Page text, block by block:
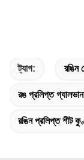
ট্যাগ: রঙিন
রঙ প্রলিপ্ত
রঙিন প্রলিপ্ত শীট